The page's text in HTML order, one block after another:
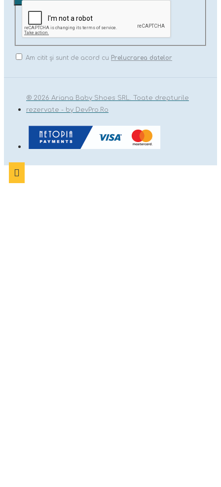
Am citit şi sunt de acord cu Prelucrarea datelor
® 2026 Ariana Baby Shoes SRL. Toate drepturile
rezervate - by DevPro.Ro